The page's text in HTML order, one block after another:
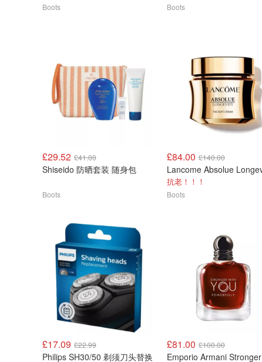
Boots Boots
£29.52 £41.00
Shiseido 防晒套装 随身包
Boots
£84.00 £140.00
抗老！！！
Boots
£17.09 £22.99
Philips SH30/50 剃须刀头替换
£81.00 £100.00
Emporio Armani Stronger